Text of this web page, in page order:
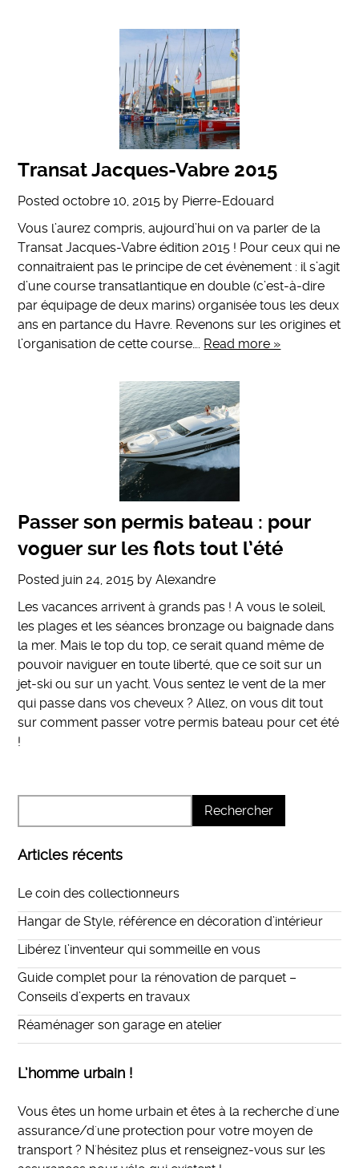
Transat Jacques-Vabre 2015
Postedoctobre 10, 2015 by Pierre-Edouard
Vous l’aurez compris, aujourd’hui on va parler de la
Transat Jacques-Vabre édition 2015 ! Pour ceux qui ne
connaitraient pas le principe de cet évènement : il s’agit
d’une course transatlantique en double (c’est-à-dire
par équipage de deux marins) organisée tous les deux
ans en partance du Havre. Revenons sur les origines et
l’organisation de cette course…. Read more »
Passer son permis bateau : pour
voguer sur les flots tout l’été
Posted juin 24, 2015 byAlexandre
Les vacances arrivent à grands pas ! A vous le soleil,
les plages et les séances bronzage ou baignade dans
la mer. Mais le top du top, ce serait quand même de
pouvoir naviguer en toute liberté, que ce soit sur un
jet-ski ou sur un yacht. Vous sentez le vent de la mer
qui passe dans vos cheveux ? Allez, on vous dit tout
sur comment passer votre permis bateau pour cet été
!
Articles récents
Le coin des collectionneurs
Hangar de Style, référence en décoration d’intérieur
Libérez l’inventeur qui sommeille en vous
Guide complet pour la rénovation de parquet –
Conseils d’experts en travaux
Réaménager son garage en atelier
L’homme urbain !
Vous êtes un home urbain et êtes à la recherche d'une
assurance/d'une protection pour votre moyen de
transport ? N'hésitez plus et renseignez-vous sur les